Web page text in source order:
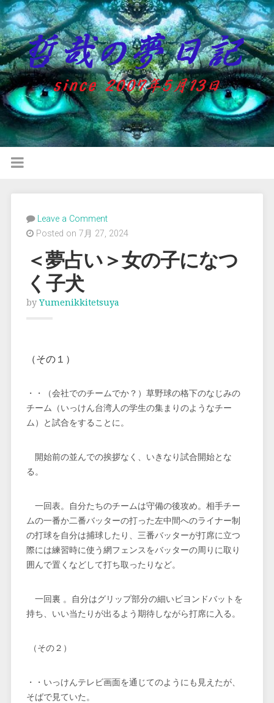
Leave a Comment
Posted on 7月 27, 2024
＜夢占い＞女の子になつ
く子犬
byYumenikkitetsuya
（その１）
・・（会社でのチームでか？）草野球の格下のなじみの
チーム（いっけん台湾人の学生の集まりのようなチー
ム）と試合をすることに。
開始前の並んでの挨拶なく、いきなり試合開始とな
る。
一回表。自分たちのチームは守備の後攻め。相手チー
ムの一番か二番バッターの打った左中間へのライナー制
の打球を自分は捕球したり、三番バッターが打席に立つ
際には練習時に使う網フェンスをバッターの周りに取り
囲んで置くなどして打ち取ったりなど。
一回裏 。自分はグリップ部分の細いビヨンドバットを
持ち、いい当たりが出るよう期待しながら打席に入る。
（その２）
・・いっけんテレビ画面を通じてのようにも見えたが、
そばで見ていた。